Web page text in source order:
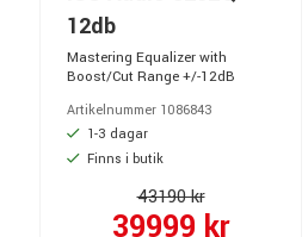
12db
Mastering Equalizer with
Boost/Cut Range +/-12dB
Artikelnummer 1086843
1-3 dagar
Finns i butik
43190 kr
39999 kr